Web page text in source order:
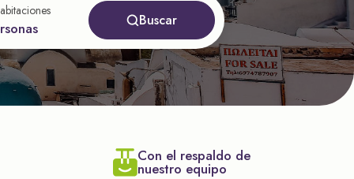
Buscar
Con el respaldo de
nuestro equipo